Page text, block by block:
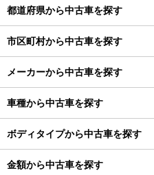
都道府県から中古車を探す
市区町村から中古車を探す
メーカーから中古車を探す
車種から中古車を探す
ボディタイプから中古車を探す
金額から中古車を探す